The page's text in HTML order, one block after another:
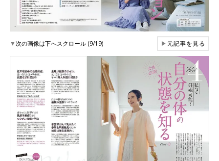
▼次の画像は下へスクロール (9/19) ▶元記事を見る